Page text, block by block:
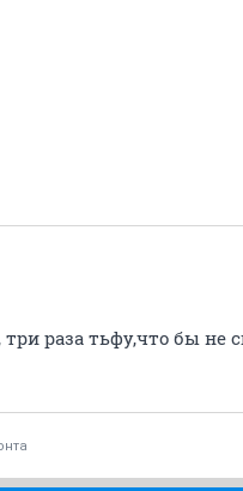
раза тьфу,что бы не